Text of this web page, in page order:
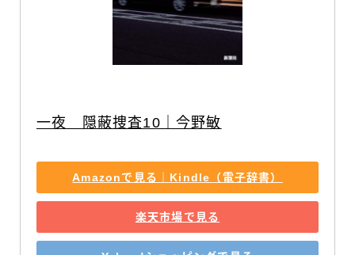
一夜　隠蔽捜査10｜今野敏
Amazonで見る｜Kindle（電子辞書）
楽天市場で見る